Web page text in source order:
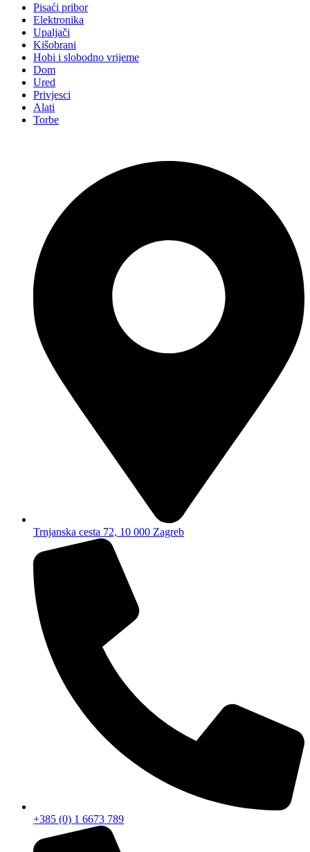
Pisaći pribor
Elektronika
Upaljači
Kišobrani
Hobi i slobodno vrijeme
Dom
Ured
Privjesci
Alati
Torbe
Trnjanska cesta 72, 10 000 Zagreb
+385 (0) 1 6673 789